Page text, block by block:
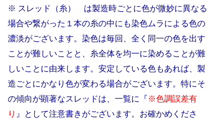
※ スレッド（糸） は製造時ごとに色が微妙に異なる
場合や繋がった１本の糸の中にも染色ムラによる色の
濃淡がございます。染色は毎回、全く同一の色を出す
ことが難しいことと、糸全体を均一に染めることが難
しいことに由来します。安定している色もあれば、製
造ごとにかなり色が変わる場合がございます。特にそ
の傾向が顕著なスレッドは、一覧に『※色調誤差有
り 』として注意書きがございます。お確かめくださ